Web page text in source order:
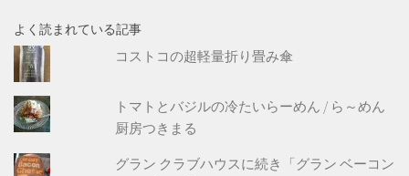
よく読まれている記事
コストコの超軽量折り畳み傘
トマトとバジルの冷たいらーめん / ら～めん
厨房つきまる
グラン クラブハウスに続き「グラン ベーコン